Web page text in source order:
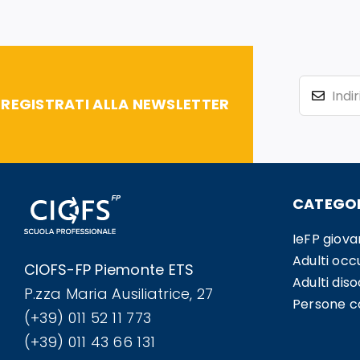
REGISTRATI ALLA NEWSLETTER
CIOFS-FP Piemonte ETS
P.zza Maria Ausiliatrice, 27
(+39) 011 52 11 773
(+39) 011 43 66 131
IeFP
Adulti
Adulti
Persone